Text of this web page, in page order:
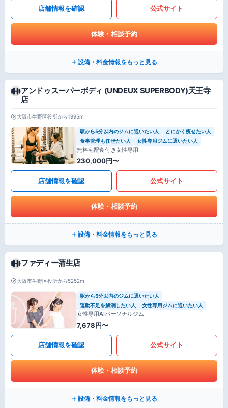
店舗情報を確認 公式サイト
体験・相談予約
設備・料金情報をもっと見る
アンドゥスーパーボディ (UNDEUX SUPERBODY)天王寺
店
大阪市生野区役所から1995m
駅から5分以内のジムに通いたい人
とにかく痩せたい人
食事管理も任せたい人
女性専用ジムに通いたい人
無料宅配食付き女性専用
230,000円〜
店舗情報を確認 公式サイト
体験・相談予約
設備・料金情報をもっと見る
ファディー蒲生店
大阪市生野区役所から5252m
駅から5分以内のジムに通いたい人
運動不足を解消したい人
女性専用ジムに通いたい人
女性専用AIパーソナルジム
7,678円〜
店舗情報を確認 公式サイト
体験・相談予約
設備・料金情報をもっと見る